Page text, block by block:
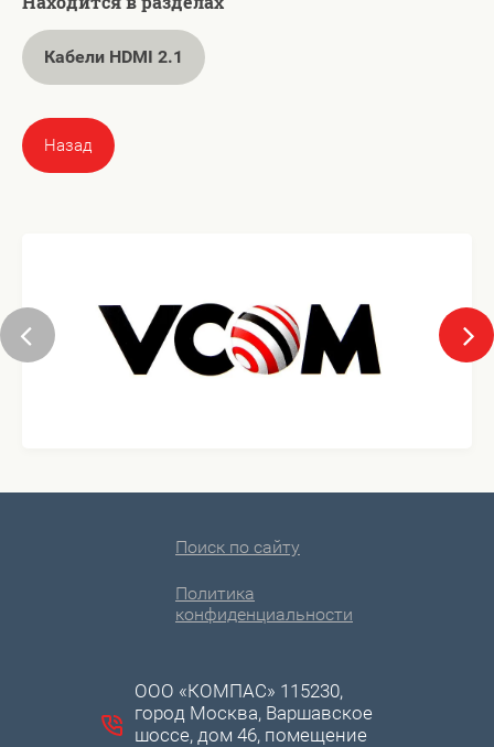
Кабели HDMI 2.1
Назад
Поиск по сайту
Политика
конфиденциальности
ООО «КОМПАС» 115230,
город Москва, Варшавское
шоссе, дом 46, помещение